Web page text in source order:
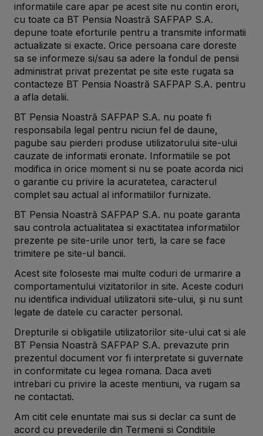
informatiile care apar pe acest site nu contin erori,
cu toate ca BT Pensia Noastră SAFPAP S.A.
depune toate eforturile pentru a transmite informatii
actualizate si exacte. Orice persoana care doreste
sa se informeze si/sau sa adere la fondul de pensii
administrat privat prezentat pe site este rugata sa
contacteze BT Pensia Noastră SAFPAP S.A. pentru
a afla detalii.
BT Pensia Noastră SAFPAP S.A. nu poate fi
responsabila legal pentru niciun fel de daune,
pagube sau pierderi produse utilizatorului site-ului
cauzate de informatii eronate. Informatiile se pot
modifica in orice moment si nu se poate acorda nici
o garantie cu privire la acuratetea, caracterul
complet sau actual al informatiilor furnizate.
BT Pensia Noastră SAFPAP S.A. nu poate garanta
sau controla actualitatea si exactitatea informatiilor
prezente pe site-urile unor terti, la care se face
trimitere pe site-ul bancii.
Acest site foloseste mai multe coduri de urmarire a
comportamentului vizitatorilor in site. Aceste coduri
nu identifica individual utilizatorii site-ului, şi nu sunt
legate de datele cu caracter personal.
Drepturile si obligatiile utilizatorilor site-ului cat si ale
BT Pensia Noastră SAFPAP S.A. prevazute prin
prezentul document vor fi interpretate si guvernate
in conformitate cu legea romana. Daca aveti
intrebari cu privire la aceste mentiuni, va rugam sa
ne contactati.
Am citit cele enuntate mai sus si declar ca sunt de
acord cu prevederile din Termenii si Conditiile